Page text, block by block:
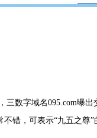
数字域名095.com曝出
错，可表示“九五之尊